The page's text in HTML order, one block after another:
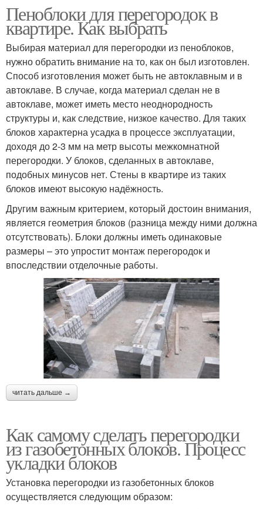
Пеноблоки для перегородок в
квартире. Как выбрать
Выбирая материал для перегородки из пеноблоков,
нужно обратить внимание на то, как он был изготовлен.
Способ изготовления может быть не автоклавным и в
автоклаве. В случае, когда материал сделан не в
автоклаве, может иметь место неоднородность
структуры и, как следствие, низкое качество. Для таких
блоков характерна усадка в процессе эксплуатации,
доходя до 2-3 мм на метр высоты межкомнатной
перегородки. У блоков, сделанных в автоклаве,
подобных минусов нет. Стены в квартире из таких
блоков имеют высокую надёжность.
Другим важным критерием, который достоин внимания,
является геометрия блоков (разница между ними должна
отсутствовать). Блоки должны иметь одинаковые
размеры – это упростит монтаж перегородок и
впоследствии отделочные работы.
читать дальше →
Как самому сделать перегородки
из газобетонных блоков. Процесс
укладки блоков
Установка перегородки из газобетонных блоков
осуществляется следующим образом: